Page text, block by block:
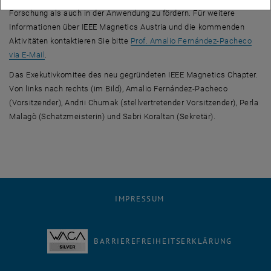
Forschung als auch in der Anwendung zu fördern. Für weitere
Informationen über IEEE Magnetics Austria und die kommenden
Aktivitäten kontaktieren Sie bitte Prof. Amalio Fernández-Pacheco
via E-Mail
Das Exekutivkomitee des neu gegründeten IEEE Magnetics Chapter.
Von links nach rechts (im Bild), Amalio Fernández-Pacheco
(Vorsitzender), Andrii Chumak (stellvertretender Vorsitzender), Perla
Malagò (Schatzmeisterin) und Sabri Koraltan (Sekretär).
IMPRESSUM
BARRIEREFREIHEITSERKLÄRUNG